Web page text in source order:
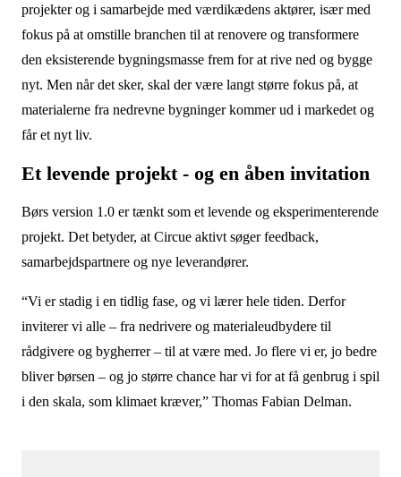
projekter og i samarbejde med værdikædens aktører, især med
fokus på at omstille branchen til at renovere og transformere
den eksisterende bygningsmasse frem for at rive ned og bygge
nyt. Men når det sker, skal der være langt større fokus på, at
materialerne fra nedrevne bygninger kommer ud i markedet og
får et nyt liv.
Et levende projekt - og en åben invitation
Børs version 1.0 er tænkt som et levende og eksperimenterende
projekt. Det betyder, at Circue aktivt søger feedback,
samarbejdspartnere og nye leverandører.
“Vi er stadig i en tidlig fase, og vi lærer hele tiden. Derfor
inviterer vi alle – fra nedrivere og materialeudbydere til
rådgivere og bygherrer – til at være med. Jo flere vi er, jo bedre
bliver børsen – og jo større chance har vi for at få genbrug i spil
i den skala, som klimaet kræver,” Thomas Fabian Delman.